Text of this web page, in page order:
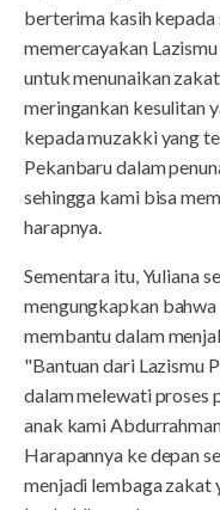
berterima kasih
memercayakan
untuk menunaikan
meringankan kesulitan
kepada muzakki yang
Pekanbaru dalam
sehingga kami bisa
harapnya.
Sementara itu, Yuliana
mengungkapkan
membantu dalam
"Bantuan dari Lazismu
dalam melewati proses
anak kami
Harapannya ke depan
menjadi lembaga zakat